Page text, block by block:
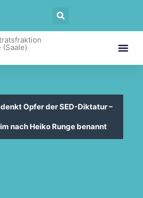
(Saale)
Opfer der SED-Diktatur –
nach Heiko Runge benannt